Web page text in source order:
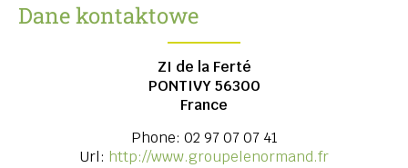
Dane kontaktowe
ZI de la Ferté
PONTIVY56300
France
Phone: 02 97 07 07 41
Url: http://www.groupelenormand.fr